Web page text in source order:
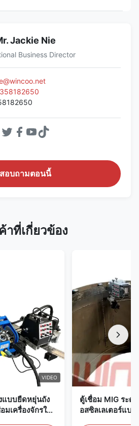
Jackie Nie
Business Director
สอบถามตอนนี้
าที่เกี่ยวข้อง
VIDEO
แบบยืดหยุ่นถัง
มเครื่องจักรใน
ตู้เชื่อม MIG ระดั
อสซิลเลเตอร์แบ